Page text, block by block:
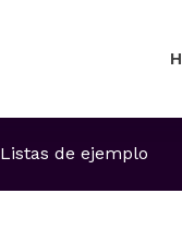
Listas de ejemplo